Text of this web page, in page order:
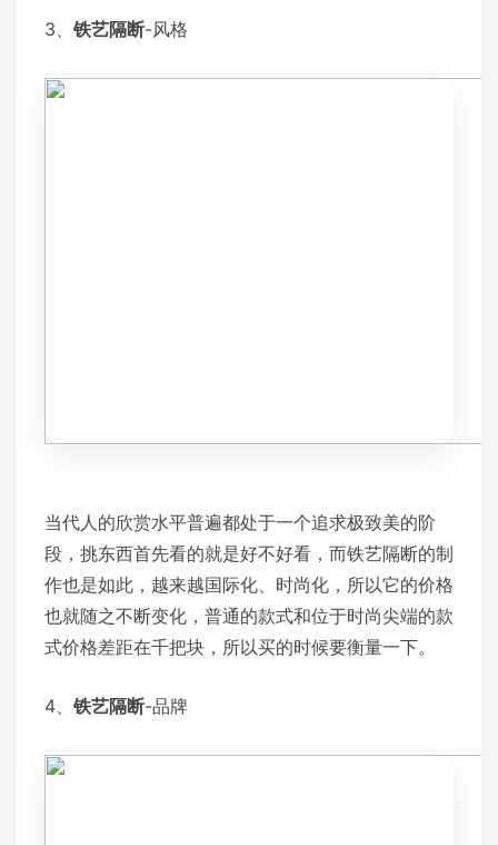
3、 铁艺隔断-风格
当代人的欣赏水平普遍都处于一个追求极致美的阶
段，挑东西首先看的就是好不好看，而铁艺隔断的制
作也是如此，越来越国际化、时尚化，所以它的价格
也就随之不断变化，普通的款式和位于时尚尖端的款
式价格差距在千把块，所以买的时候要衡量一下。
4、 铁艺隔断-品牌